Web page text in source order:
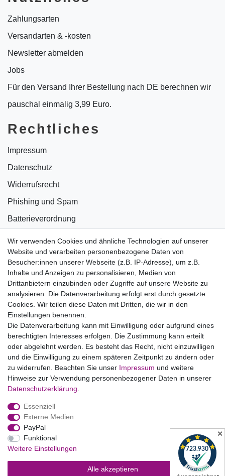
Wir verwenden Cookies und ähnliche Technologien auf unserer
Website und verarbeiten personenbezogene Daten von
Besucher:innen unserer Webseite (z.B. IP-Adresse), um z.B.
Inhalte und Anzeigen zu personalisieren, Medien von
Drittanbietern einzubinden oder Zugriffe auf unsere Website zu
analysieren. Die Datenverarbeitung erfolgt erst durch gesetzte
Cookies. Wir teilen diese Daten mit Dritten, die wir in den
Einstellungen benennen.
Die Datenverarbeitung kann mit Einwilligung oder aufgrund eines
berechtigten Interesses erfolgen. Die Zustimmung kann erteilt
oder abgelehnt werden. Es besteht das Recht, nicht einzuwilligen
und die Einwilligung zu einem späteren Zeitpunkt zu ändern oder
zu widerrufen. Beachten Sie unser Impressum und weitere
Hinweise zur Verwendung personenbezogener Daten in unserer
Daten­schutz­erklärung
Essenziell
Externe Medien
PayPal
Funktional
Weitere Einstellungen
Alle akzeptieren
Zahlungsarten
Versandarten & -kosten
Newsletter abmelden
Jobs
Für den Versand Ihrer Bestellung nach DE berechnen wir
pauschal einmalig 3,99 Euro.
Rechtliches
Impressum
Datenschutz
Widerrufsrecht
Phishing und Spam
Batterieverordnung
Bildnachweise
AGB
Vertrag widerrufen
B2BKunden
Zum Händlerbereich
PrivatKunden
Neukundenanmeldung
Mein Konto
Zahlung & Versand ✕